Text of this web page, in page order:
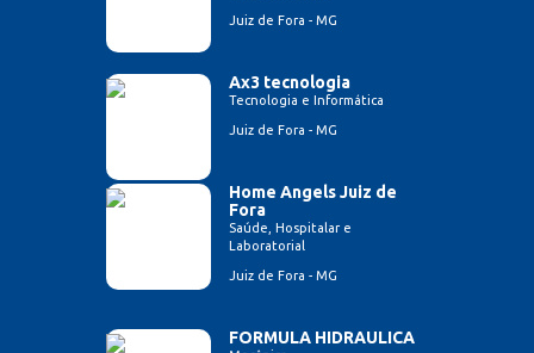
Juiz de Fora - MG
Ax3 tecnologia
Tecnologia e Informática
Juiz de Fora - MG
Home Angels Juiz de
Fora
Saúde, Hospitalar e
Laboratorial
Juiz de Fora - MG
FORMULA HIDRAULICA